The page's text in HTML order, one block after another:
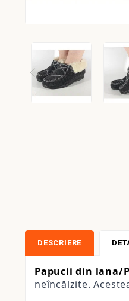
DESCRIERE
Papucii din lana/
neîncălzite.